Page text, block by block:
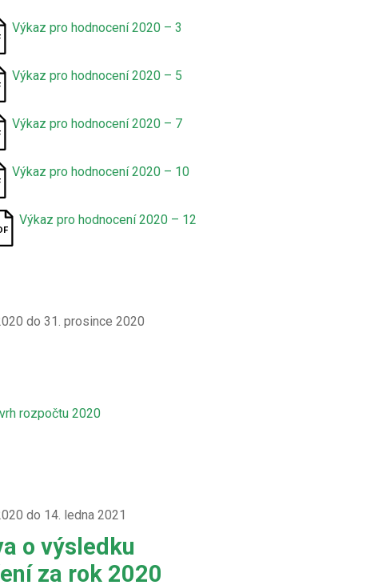
Výkaz pro hodnocení 2020 – 3
Výkaz pro hodnocení 2020 – 5
Výkaz pro hodnocení 2020 – 7
Výkaz pro hodnocení 2020 – 10
Výkaz pro hodnocení 2020 – 12
do 31. prosince 2020
rozpočtu 2020
do 14. ledna 2021
o výsledku
za rok 2020